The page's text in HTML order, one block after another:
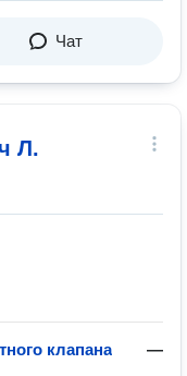
Чат
Л.
клапана —